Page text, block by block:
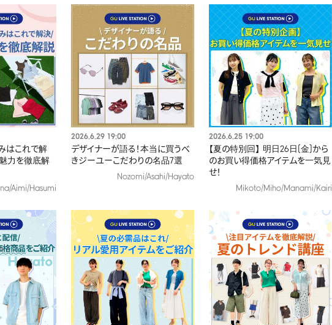
はこれで解
魅力を徹底解
Aimi/Hasumi
2026.6.29 19:00
デザイナーが語る！本当に買うべ
きジーユーこだわりの名品7選​
Nozomi/Asahi/Hayato
2026.6.25 19:00
【夏の特別回】 明日26日(金)から
のお買い得価格アイテムを一気見
せ！
Mikoto/Miho/Manami/Kairi